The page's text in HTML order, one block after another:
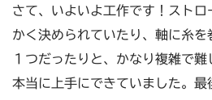
さて、いよいよ工作です！ストロ
かく決められていたり、軸に糸
１つだったりと、かなり複雑で
本当に上手にできていました。